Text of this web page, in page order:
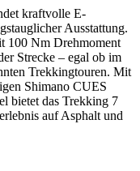
kraftvolle E-
Ausstattung.
100 Nm Drehmoment
Strecke – egal ob im
Trekkingtouren. Mit
Shimano CUES
bietet das Trekking 7
auf Asphalt und